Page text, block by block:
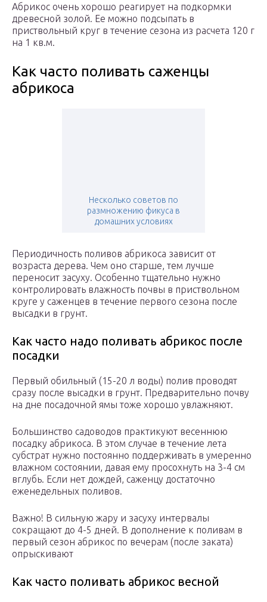
Абрикос очень хорошо реагирует на подкормки
древесной золой. Ее можно подсыпать в
приствольный круг в течение сезона из расчета 120 г
на 1 кв.м.
Как часто поливать саженцы
абрикоса
Несколько советов по
размножению фикуса в
домашних условиях
Периодичность поливов абрикоса зависит от
возраста дерева. Чем оно старше, тем лучше
переносит засуху. Особенно тщательно нужно
контролировать влажность почвы в приствольном
круге у саженцев в течение первого сезона после
высадки в грунт.
Как часто надо поливать абрикос после
посадки
Первый обильный (15-20 л воды) полив проводят
сразу после высадки в грунт. Предварительно почву
на дне посадочной ямы тоже хорошо увлажняют.
Большинство садоводов практикуют весеннюю
посадку абрикоса. В этом случае в течение лета
субстрат нужно постоянно поддерживать в умеренно
влажном состоянии, давая ему просохнуть на 3-4 см
вглубь. Если нет дождей, саженцу достаточно
еженедельных поливов.
Важно! В сильную жару и засуху интервалы
сокращают до 4-5 дней. В дополнение к поливам в
первый сезон абрикос по вечерам (после заката)
опрыскивают
Как часто поливать абрикос весной